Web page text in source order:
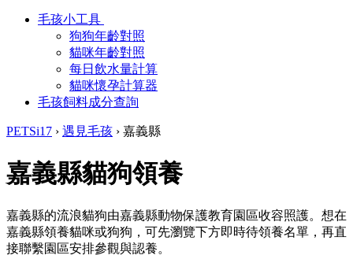
毛孩小工具
狗狗年齡對照
貓咪年齡對照
每日飲水量計算
貓咪懷孕計算器
毛孩飼料成分查詢
PETSi17 › 遇見毛孩 › 嘉義縣
嘉義縣貓狗領養
嘉義縣的流浪貓狗由嘉義縣動物保護教育園區收容照護。想在
嘉義縣領養貓咪或狗狗，可先瀏覽下方即時待領養名單，再直
接聯繫園區安排參觀與認養。